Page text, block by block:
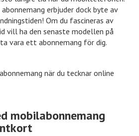
erbjuder dock byte av
Om du fascineras av
vill ha den senaste modellen på
vara ett abonnemang för dig.
mobilabonnemang